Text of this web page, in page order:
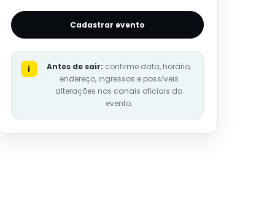
Cadastrar evento
i Antes de sair: confirme data, horário,
endereço, ingressos e possíveis
alterações nos canais oficiais do
evento.